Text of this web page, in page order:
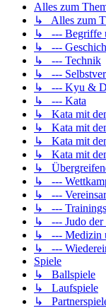
Alles zum
↳ Alles zum
↳ --- Begriffe
↳ ---
↳ --- Technik
↳ ---
↳ --- Kyu &
↳ --- Kata
↳ Kata mit
↳ Kata mit
↳ Kata mit
↳ Kata mit
↳
↳ ---
↳ ---
↳ ---
↳ --- Judo der
↳ --- Medizin
↳ ---
Spiele
↳ Ballspiele
↳ Laufspiele
↳